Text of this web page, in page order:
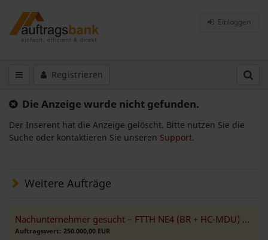
Einloggen
Registrieren
Die Anzeige wurde nicht gefunden.
Der Inserent hat die Anzeige gelöscht. Bitte nutzen Sie die
Suche oder kontaktieren Sie unseren Support.
Weitere Aufträge
Nachunternehmer gesucht – FTTH NE4 (BR + HC-MDU) | Bayern
Auftragswert: 250.000,00 EUR